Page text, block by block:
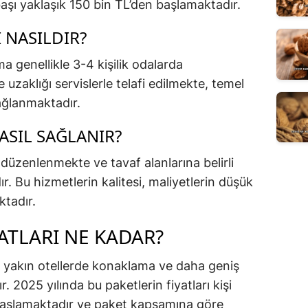
yaklaşık 150 bin TL’den başlamaktadır.
genellikle 3-4 kişilik odalarda
uzaklığı servislerle telafi edilmekte, temel
SAĞLANIR?
ve tavaf alanlarına belirli
Bu hizmetlerin kalitesi, maliyetlerin düşük
NE KADAR?
otellerde konaklama ve daha geniş
2025 yılında bu paketlerin fiyatları kişi
ve paket kapsamına göre